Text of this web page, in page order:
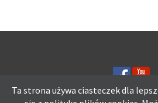
Ta strona używa ciasteczek dla